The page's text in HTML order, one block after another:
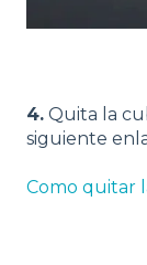
4. Quita la
siguiente
Como quitar